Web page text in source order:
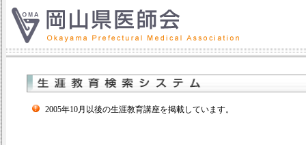
2005年10月以後の生涯教育講座を掲載しています。